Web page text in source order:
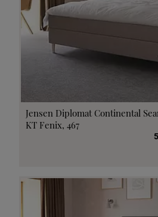
Jensen Diplomat Continental
KT Fenix, 467